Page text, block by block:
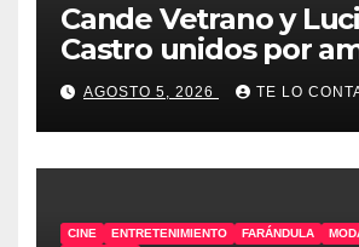
Cande Vetrano y
Castro unidos por
AGOSTO 5, 2026 TE LO
CINE ENTRETENIMIENTO FARÁNDULA